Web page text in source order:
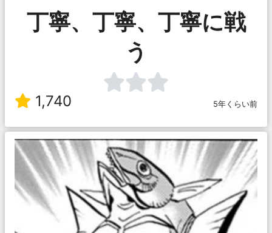
丁寧、丁寧、丁寧に戦
う
1,740 5年くらい前